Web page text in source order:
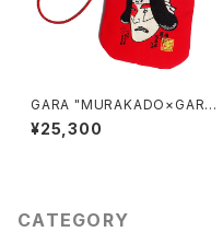
GARA "MURAKADO×GARA
がま口 POUCH"(RED)
¥25,300
CATEGORY